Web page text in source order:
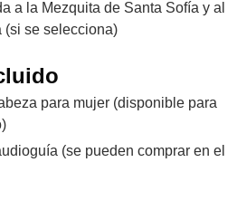
a la Mezquita de Santa Sofía y al
(si se selecciona)
para mujer (disponible para
(se pueden comprar en el